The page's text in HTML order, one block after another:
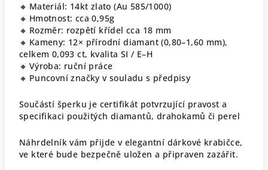
🔸 Materiál: 14kt zlato (Au 585/1000)
🔸 Hmotnost: cca 0,95g
🔸 Rozměr: rozpětí křídel cca 18 mm
🔸 Kameny: 12× přírodní diamant (0,80–1,60 mm),
celkem 0,093 ct, kvalita SI / E–H
🔸 Výroba: ruční práce
🔸 Puncovní značky v souladu s předpisy
Součástí šperku je certifikát potvrzující pravost a
specifikaci použitých diamantů, drahokamů či perel
Náhrdelník vám přijde v elegantní dárkové krabičce,
ve které bude bezpečně uložen a připraven zazářit.